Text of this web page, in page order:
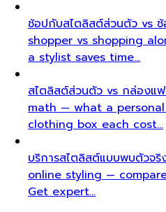
ช้อปกับสไตลิสต์ส่วนตัว vs
shopper vs shopping
a stylist saves time…
สไตลิสต์ส่วนตัว vs กล่องแฟ
math — what a
clothing box each cost…
บริการสไตลิสต์แบบพบตัวจริ
online styling —
Get expert…